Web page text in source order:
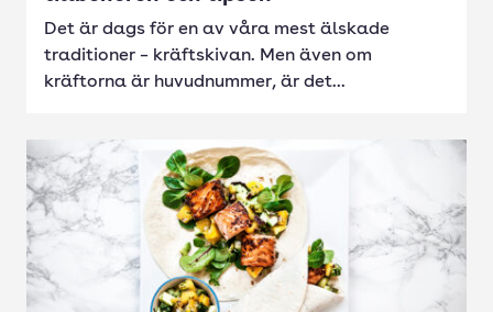
Det är dags för en av våra mest älskade
traditioner – kräftskivan. Men även om
kräftorna är huvudnummer, är det...